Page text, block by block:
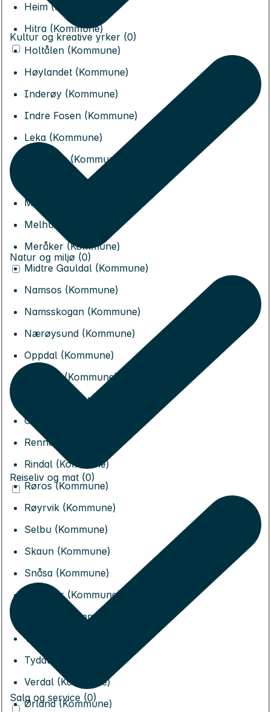
Heim (Kommune)
Hitra (Kommune)
Holtålen (Kommune)
Høylandet (Kommune)
Inderøy (Kommune)
Indre Fosen (Kommune)
Leka (Kommune)
Levanger (Kommune)
Lierne (Kommune)
Malvik (Kommune)
Melhus (Kommune)
Meråker (Kommune)
Midtre Gauldal (Kommune)
Namsos (Kommune)
Namsskogan (Kommune)
Nærøysund (Kommune)
Oppdal (Kommune)
Orkland (Kommune)
Osen (Kommune)
Overhalla (Kommune)
Rennebu (Kommune)
Rindal (Kommune)
Røros (Kommune)
Røyrvik (Kommune)
Selbu (Kommune)
Skaun (Kommune)
Snåsa (Kommune)
Steinkjer (Kommune)
Stjørdal (Kommune)
Trondheim (Kommune)
Tydal (Kommune)
Verdal (Kommune)
Ørland (Kommune)
Kultur og kreative yrker (0)
Natur og miljø (0)
Reiseliv og mat (0)
Salg og service (0)